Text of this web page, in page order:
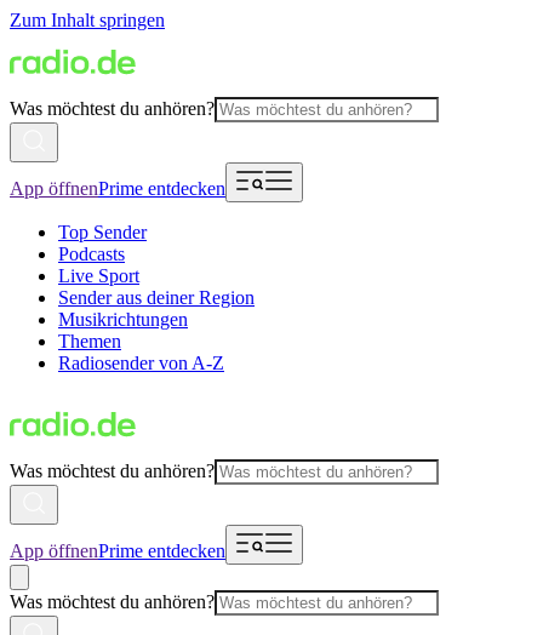
Zum Inhalt springen
Was möchtest du anhören?
App öffnenPrime entdecken
Top Sender
Podcasts
Live Sport
Sender aus deiner Region
Musikrichtungen
Themen
Radiosender von A-Z
Was möchtest du anhören?
App öffnenPrime entdecken
Was möchtest du anhören?